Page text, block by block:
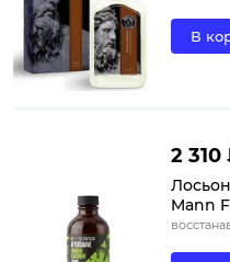
В
2 310
Mann